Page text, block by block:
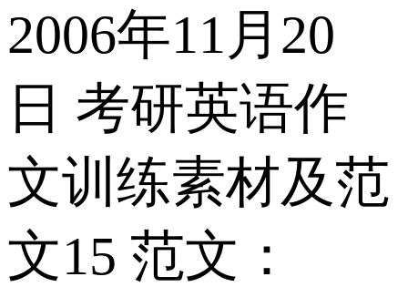
2006年11月20
日 考研英语作
文训练素材及范
文15 范文：